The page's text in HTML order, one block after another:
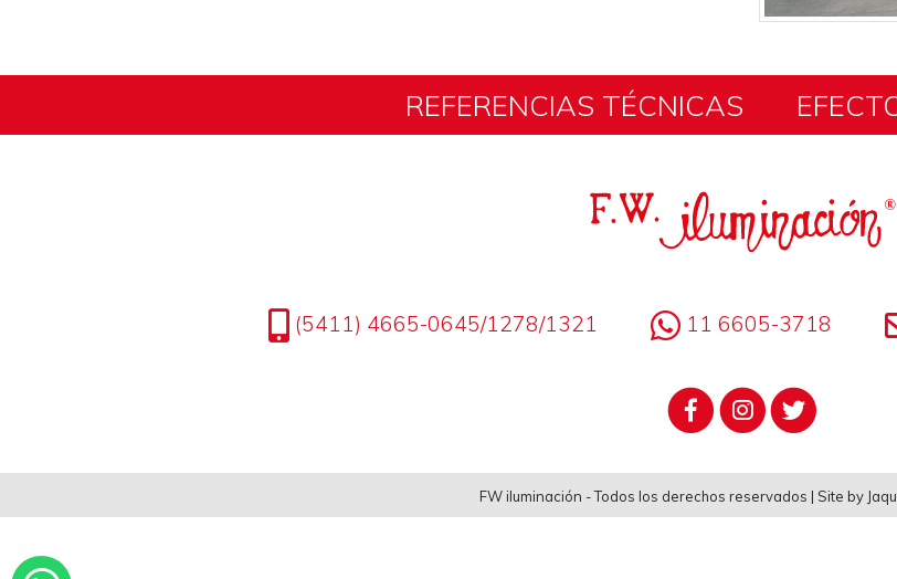
REFERENCIAS TÉCNICAS
(5411) 4665-0645/1278/1321 11 6605-3718
FW iluminación - Todos los derechos reservados | Site by